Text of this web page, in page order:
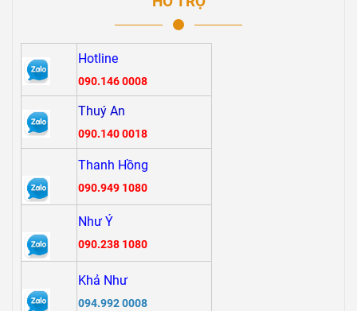
Hotline
090.146 0008
Thuý An
090.140 0018
Thanh Hồng
090.949 1080
Như Ý
090.238 1080
Khả Như
094.992 0008